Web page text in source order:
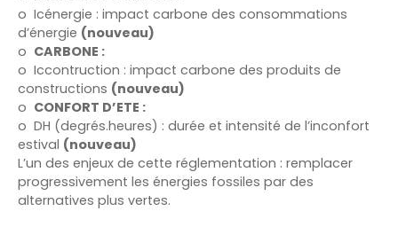
o Icénergie : impact carbone des consommations
d’énergie (nouveau)
o CARBONE :
o Iccontruction : impact carbone des produits de
constructions (nouveau)
o CONFORT D’ETE :
o DH (degrés.heures) : durée et intensité de l’inconfort
estival (nouveau)
L’un des enjeux de cette réglementation : remplacer
progressivement les énergies fossiles par des
alternatives plus vertes.